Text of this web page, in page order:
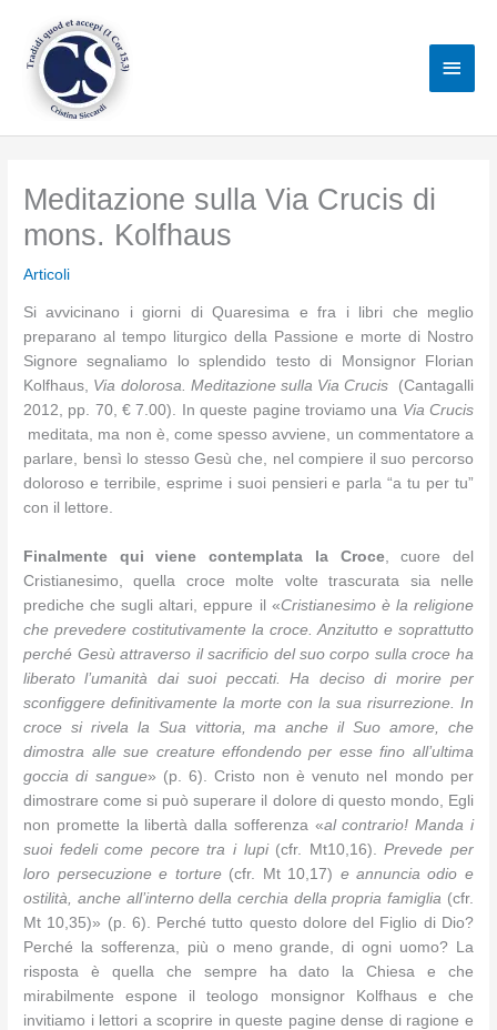
contenuto
Meditazione sulla Via Crucis di
mons. Kolfhaus
Articoli
Si avvicinano i giorni di Quaresima e fra i libri che meglio
preparano al tempo liturgico della Passione e morte di Nostro
Signore segnaliamo lo splendido testo di Monsignor Florian
Kolfhaus, Via dolorosa. Meditazione sulla Via Crucis
(Cantagalli
2012, pp. 70, € 7.00). In queste pagine troviamo una Via Crucis
meditata, ma non è, come spesso avviene, un commentatore a
parlare, bensì lo stesso Gesù che, nel compiere il suo percorso
doloroso e terribile, esprime i suoi pensieri e parla “a tu per tu”
con il lettore.
Finalmente qui viene contemplata la Croce, cuore del
Cristianesimo, quella croce molte volte trascurata sia nelle
prediche che sugli altari, eppure il «Cristianesimo è la religione
che prevedere costitutivamente la croce. Anzitutto e soprattutto
perché Gesù attraverso il sacrificio del suo corpo sulla croce ha
liberato l’umanità dai suoi peccati. Ha deciso di morire per
sconfiggere definitivamente la morte con la sua risurrezione. In
croce si rivela la Sua vittoria, ma anche il Suo amore, che
dimostra alle sue creature effondendo per esse fino all’ultima
goccia di sangue» (p. 6). Cristo non è venuto nel mondo per
dimostrare come si può superare il dolore di questo mondo, Egli
non promette la libertà dalla sofferenza «al contrario! Manda i
suoi fedeli come pecore tra i lupi(cfr. Mt10,16).Prevede per
loro persecuzione e torture(cfr. Mt 10,17) e annuncia odio e
ostilità, anche all’interno della cerchia della propria famiglia (cfr.
Mt 10,35)» (p. 6). Perché tutto questo dolore del Figlio di Dio?
Perché la sofferenza, più o meno grande, di ogni uomo? La
risposta è quella che sempre ha dato la Chiesa e che
mirabilmente espone il teologo monsignor Kolfhaus e che
invitiamo i lettori a scoprire in queste pagine dense di ragione e